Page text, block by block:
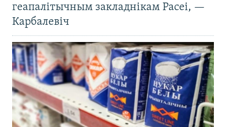
геапалітычным закладнікам Расеі, —
Карбалевіч